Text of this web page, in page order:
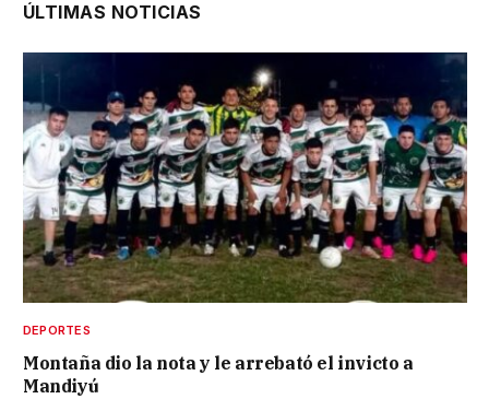
ÚLTIMAS NOTICIAS
DEPORTES
Montaña dio la nota y le arrebató el invicto a
Mandiyú